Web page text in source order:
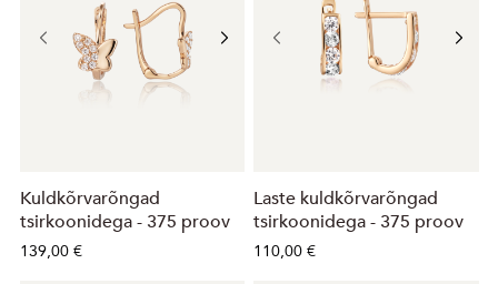
Kuldkõrvarõngad
tsirkoonidega - 375 proov
139,00 €
Laste kuldkõrvarõngad
tsirkoonidega - 375 proov
110,00 €